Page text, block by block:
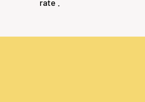
rate .